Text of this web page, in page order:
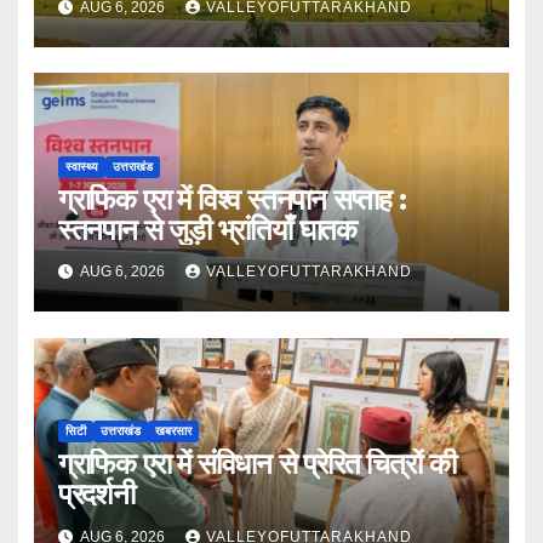
AUG 6, 2026 VALLEYOFUTTARAKHAND
स्वास्थ्य उत्तराखंड
ग्राफिक एरा में विश्व स्तनपान सप्ताह :
स्तनपान से जुड़ी भ्रांतियाँ घातक
AUG 6, 2026 VALLEYOFUTTARAKHAND
सिटी उत्तराखंड खबरसार
ग्राफिक एरा में संविधान से प्रेरित चित्रों की
प्रदर्शनी
AUG 6, 2026 VALLEYOFUTTARAKHAND